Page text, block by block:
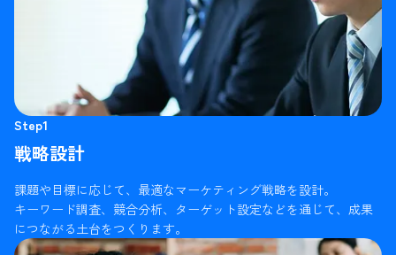
Step1
戦略設計
課題や目標に応じて、最適なマーケティング戦略を設計。
キーワード調査、競合分析、ターゲット設定などを通じて、成果
につながる土台をつくります。